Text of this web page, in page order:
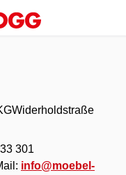
Widerholdstraße
301
info@moebel-